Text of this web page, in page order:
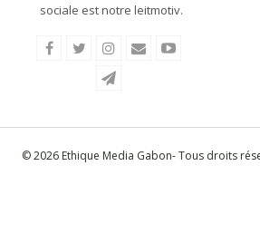
sociale est notre leitmotiv.
© 2026 Ethique Media Gabon- Tous droits